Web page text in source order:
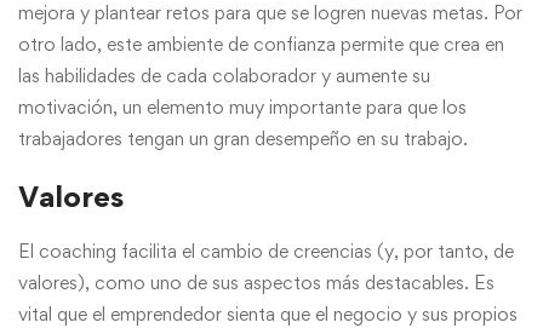
mejora y plantear retos para que se logren nuevas metas. Por
otro lado, este ambiente de confianza permite que crea en
las habilidades de cada colaborador y aumente su
motivación, un elemento muy importante para que los
trabajadores tengan un gran desempeño en su trabajo.
Valores
El coaching facilita el cambio de creencias (y, por tanto, de
valores), como uno de sus aspectos más destacables. Es
vital que el emprendedor sienta que el negocio y sus propios